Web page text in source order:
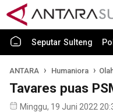
Seputar Sulteng
ANTARA Humaniora
Tavares puas
Minggu, 19 Juni 2022